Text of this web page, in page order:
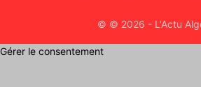
© © 2026 - L'Actu
Gérer le consentement